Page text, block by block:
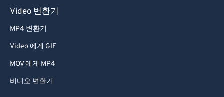
Video 변환기
MP4 변환기
Video 에게 GIF
MOV 에게 MP4
비디오 변환기